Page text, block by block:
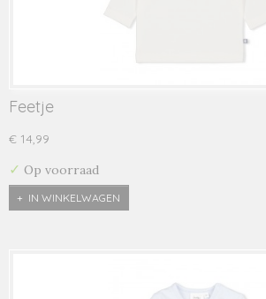
Feetje
€ 14,99
✓ Op voorraad
IN WINKELWAGEN